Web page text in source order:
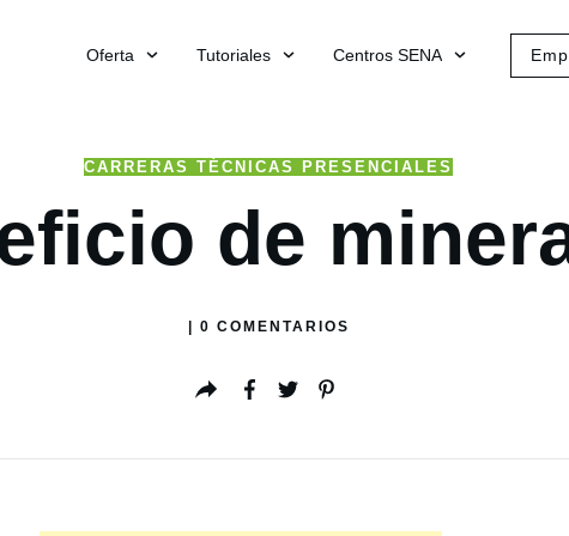
Oferta Tutoriales Centros SENA
CARRERAS TÉCNICAS PRESENCIALES
de
0 COMENTARIOS